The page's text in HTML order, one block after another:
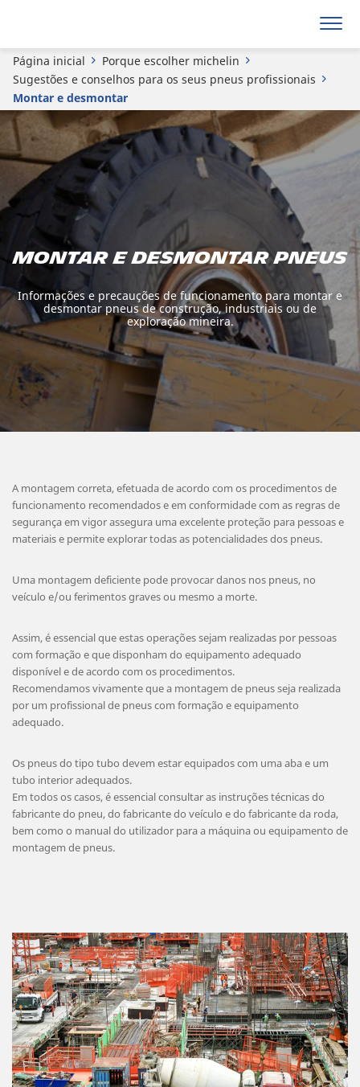
Página inicial
Porque escolher michelin
Sugestões e conselhos para os seus pneus profissionais
Montar e desmontar
Montar e desmontar pneus
Informações e precauções de funcionamento para montar e
desmontar pneus de construção, industriais ou de
exploração mineira.
A montagem correta, efetuada de acordo com os procedimentos de
funcionamento recomendados e em conformidade com as regras de
segurança em vigor assegura uma excelente proteção para pessoas e
materiais e permite explorar todas as potencialidades dos pneus.
Uma montagem deficiente pode provocar danos nos pneus, no
veículo e/ou ferimentos graves ou mesmo a morte.
Assim, é essencial que estas operações sejam realizadas por pessoas
com formação e que disponham do equipamento adequado
disponível e de acordo com os procedimentos.
Recomendamos vivamente que a montagem de pneus seja realizada
por um profissional de pneus com formação e equipamento
adequado.
Os pneus do tipo tubo devem estar equipados com uma aba e um
tubo interior adequados.
Em todos os casos, é essencial consultar as instruções técnicas do
fabricante do pneu, do fabricante do veículo e do fabricante da roda,
bem como o manual do utilizador para a máquina ou equipamento de
montagem de pneus.